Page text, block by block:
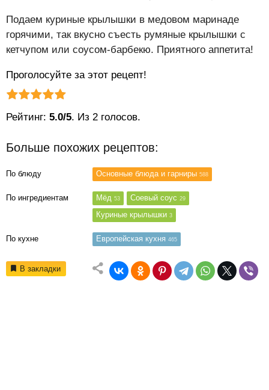
Подаем куриные крылышки в медовом маринаде
горячими, так вкусно съесть румяные крылышки с
кетчупом или соусом-барбекю. Приятного аппетита!
Проголосуйте за этот рецепт!
Рейтинг статьи:
Рейтинг: 5.0/5. Из 2 голосов.
Больше похожих рецептов:
По блюду Основные блюда и гарниры 588
По ингредиентам Мёд 53 Соевый соус 29
Куриные крылышки 3
По кухне Европейская кухня 465
В закладки